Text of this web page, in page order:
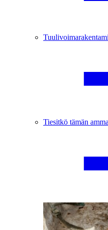
Tiesitkö tämän